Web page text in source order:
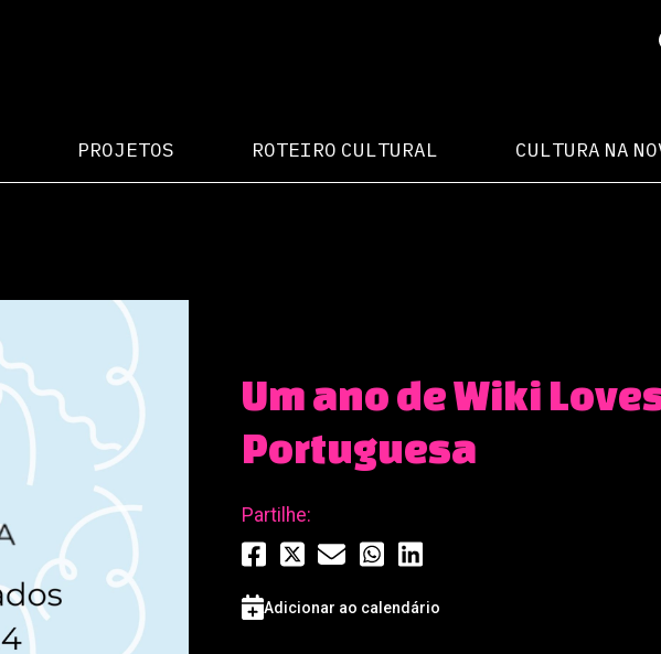
PROJETOS ROTEIRO CULTURAL CULTURA NA
Um ano de Wiki
Portuguesa
Partilhe:
Adicionar ao calendário